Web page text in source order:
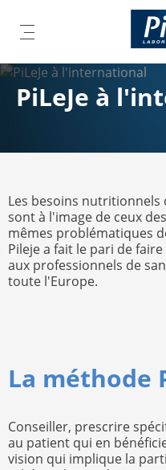
OUVRIR
LE
MENU
PRINCIPAL
Tous
les
du
PiLeJe à
Les besoins
sont à l'image de ceux
mêmes problématiques
Pileje a fait le pari de
aux professionnels de
toute l'Europe.
La méthode
Conseiller, prescrire
au patient qui en
vision qui implique la